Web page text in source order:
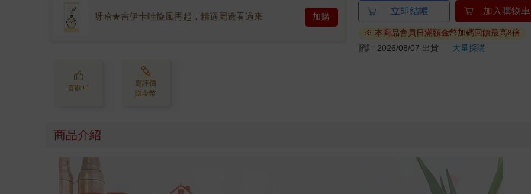
呀哈★吉伊卡哇旋風再起，精選周邊看過來 加購
喜歡+1
寫評價
賺金幣
立即結帳 加入購物車
※ 本商品會員日滿額金幣加碼回饋最高8倍
預計 2026/08/07 出貨
大量採購
商品介紹